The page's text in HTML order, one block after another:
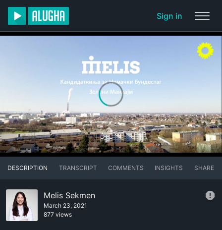
Sign in
DESCRIPTION TRANSCRIPT COMMENTS INSIGHTS SHARE
Melis Sekmen
March 23, 2021
877 views